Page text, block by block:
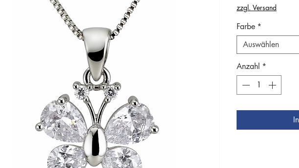
zzgl. Versand
Farbe *
Auswählen
Anzahl *